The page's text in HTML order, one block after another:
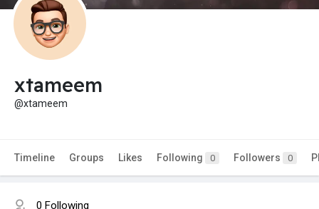
xtameem
@xtameem
Timeline Groups Likes Following 0 Followers 0
0 Following